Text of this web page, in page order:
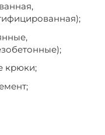
крюки;